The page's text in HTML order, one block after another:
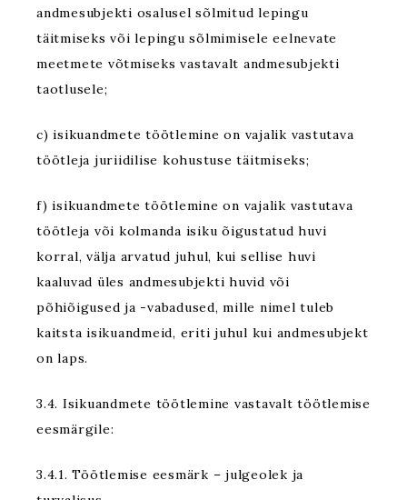
andmesubjekti osalusel sõlmitud lepingu
täitmiseks või lepingu sõlmimisele eelnevate
meetmete võtmiseks vastavalt andmesubjekti
taotlusele;
c) isikuandmete töötlemine on vajalik vastutava
töötleja juriidilise kohustuse täitmiseks;
f) isikuandmete töötlemine on vajalik vastutava
töötleja või kolmanda isiku õigustatud huvi
korral, välja arvatud juhul, kui sellise huvi
kaaluvad üles andmesubjekti huvid või
põhiõigused ja -vabadused, mille nimel tuleb
kaitsta isikuandmeid, eriti juhul kui andmesubjekt
on laps.
3.4. Isikuandmete töötlemine vastavalt töötlemise
eesmärgile:
3.4.1. Töötlemise eesmärk – julgeolek ja